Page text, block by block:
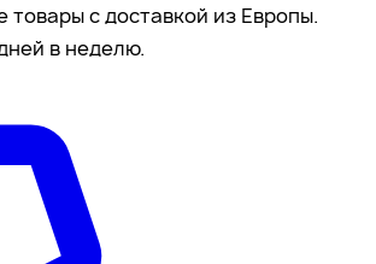
товары с доставкой из Европы.
в неделю.